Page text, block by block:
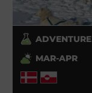
ADVENTURE
MAR-APR